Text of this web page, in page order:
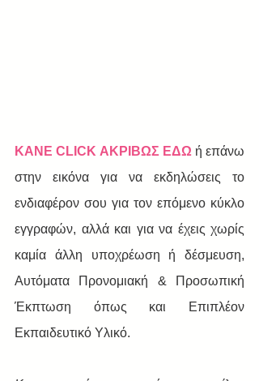
ΚΑΝΕ CLICK ΑΚΡΙΒΩΣ ΕΔΩ ή επάνω
στην εικόνα για να εκδηλώσεις το
ενδιαφέρον σου για τον επόμενο κύκλο
εγγραφών, αλλά και για να έχεις χωρίς
καμία άλλη υποχρέωση ή δέσμευση,
Αυτόματα Προνομιακή & Προσωπική
Έκπτωση όπως και Επιπλέον
Εκπαιδευτικό Υλικό.